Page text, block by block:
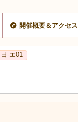
開催概要＆アクセス
-エ01